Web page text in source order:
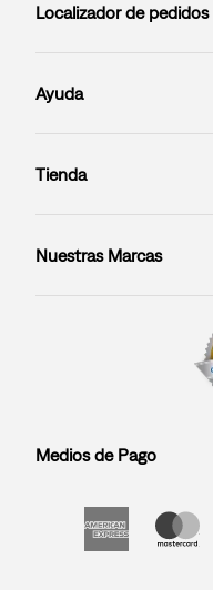
Localizador de pedidos
Ayuda
Tienda
Nuestras Marcas
Medios de Pago